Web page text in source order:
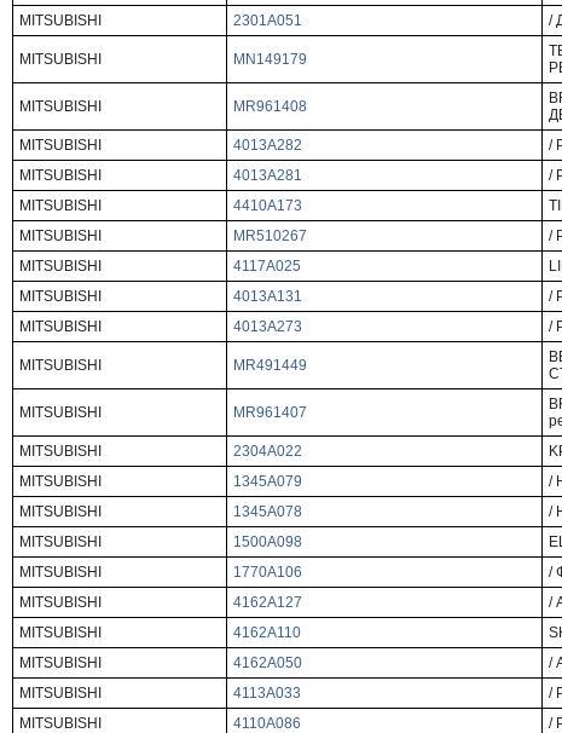
MITSUBISHI
2301A051 /
MITSUBISHI MN149179
MITSUBISHI MR961408
MITSUBISHI
4013A282
/
MITSUBISHI
4013A281
/
MITSUBISHI
4410A173
MITSUBISHI
MR510267
/
MITSUBISHI
4117A025
MITSUBISHI
4013A131
/
MITSUBISHI
4013A273 /
MITSUBISHI MR491449
MITSUBISHI MR961407
MITSUBISHI
2304A022
MITSUBISHI
1345A079
/
MITSUBISHI
1345A078
/
MITSUBISHI
1500A098
MITSUBISHI
1770A106
/
MITSUBISHI
4162A127
/
MITSUBISHI
4162A110
MITSUBISHI
4162A050
/
MITSUBISHI
4113A033
/
MITSUBISHI
4110A086
/